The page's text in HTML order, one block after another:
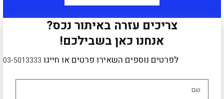
צריכים עזרה באיתור נכס?
אנחנו כאן בשבילכם!
לפרטים נוספים השאירו פרטים או חייגו 03-5013333